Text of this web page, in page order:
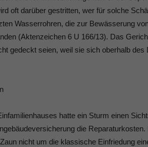
oft darüber gestritten, wer für solche
Wasserrohren, die zur Bewässerung
(Aktenzeichen 6 U 166/13). Das
gedeckt seien, weil sie sich oberhalb
hatte ein Sturm einen
die
nicht um die klassische Einfriedung